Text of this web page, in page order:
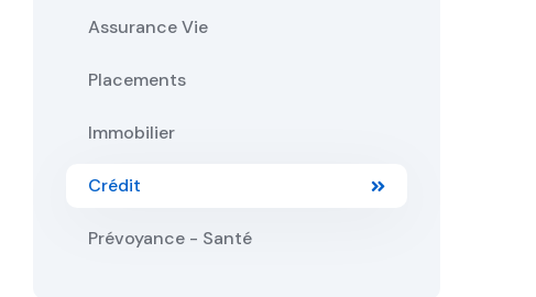
Assurance Vie
Placements
Immobilier
Crédit
Prévoyance - Santé